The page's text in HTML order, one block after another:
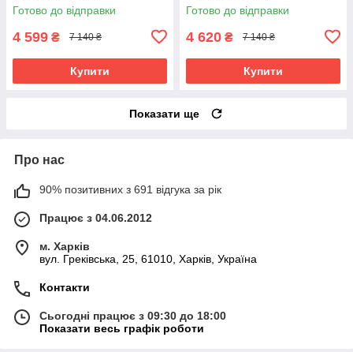
Готово до відправки
4 599 ₴ 7 140 ₴
Купити
Готово до відправки
4 620 ₴ 7 140 ₴
Купити
Показати ще
Про нас
90% позитивних з 691 відгука за рік
Працює з 04.06.2012
м. Харків
вул. Греківська, 25, 61010, Харків, Україна
Контакти
Сьогодні працює з 09:30 до 18:00
Показати весь графік роботи